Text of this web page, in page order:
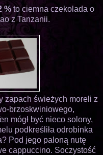
%to ciemna czekolada o
z Tanzanii.
zapach świeżych moreli z
brzoskwiniowego,
mógł być nieco solony,
podkreśliła odrobinka
Pod jego paloną nutę
cappuccino. Soczystość